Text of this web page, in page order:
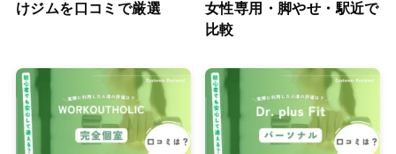
けジムを口コミで厳選
女性専用・脚やせ・駅近で
比較